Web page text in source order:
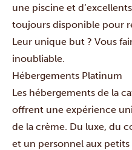
une piscine et
toujours disponible pour
Leur unique but ? Vous
inoubliable.
Hébergements Platinum
Les hébergements de la
offrent une expérience
de la crème. Du luxe, du
et un personnel aux petits